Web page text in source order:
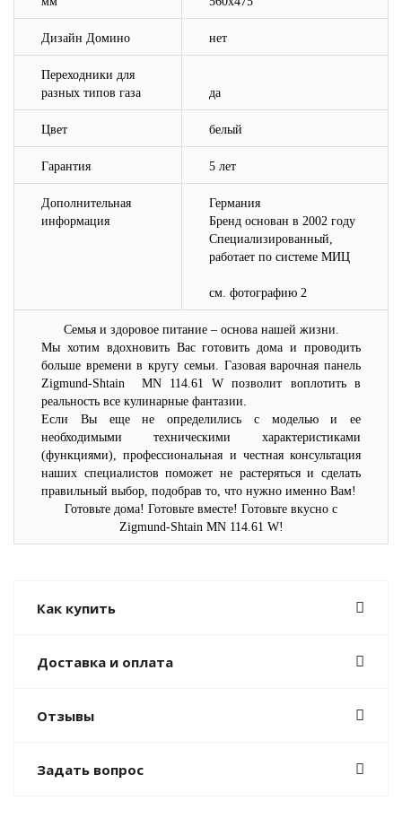
Дизайн Домино нет
Переходники для
разных типов газа
да
Цвет белый
Гарантия 5 лет
Дополнительная
информация
Германия
Бренд основан в 2002 году
Специализированный,
работает по системе МИЦ
см. фотографию 2
Семья и здоровое питание – основа нашей жизни.
Мы хотим вдохновить Вас готовить дома и проводить
больше времени в кругу семьи. Газовая варочная панель
Zigmund-Shtain MN 114.61 W позволит воплотить в
реальность все кулинарные фантазии.
Если Вы еще не определились с моделью и ее
необходимыми техническими характеристиками
(функциями), профессиональная и честная консультация
наших специалистов поможет не растеряться и сделать
правильный выбор, подобрав то, что нужно именно Вам!
Готовьте дома! Готовьте вместе! Готовьте вкусно с
Zigmund-Shtain MN 114.61 W!
Как купить
Доставка и оплата
Отзывы
Задать вопрос